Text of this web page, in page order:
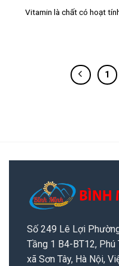
Vitamin là chất có hoạt
1
Số 249 Lê Lợi
Tầng 1 B4-BT12, Phú
xã Sơn Tây, Hà Nội,